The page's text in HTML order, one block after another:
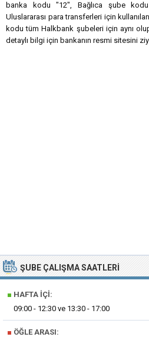
banka kodu "12", Bağlıca şube kodu
Uluslararası para transferleri için
kodu tüm Halkbank şubeleri için aynı
detaylı bilgi için bankanın resmi sitesini
ŞUBE ÇALIŞMA SAATLERI
■ HAFTA İÇI:
09:00 - 12:30 ve 13:30 - 17:00
■ ÖĞLE ARASI: